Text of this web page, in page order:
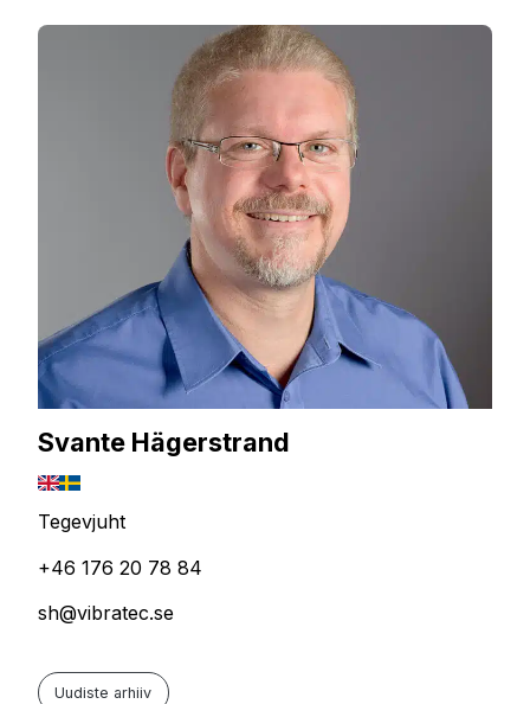
Svante Hägerstrand
Tegevjuht
+46 176 20 78 84
sh@vibratec.se
Uudiste arhiiv